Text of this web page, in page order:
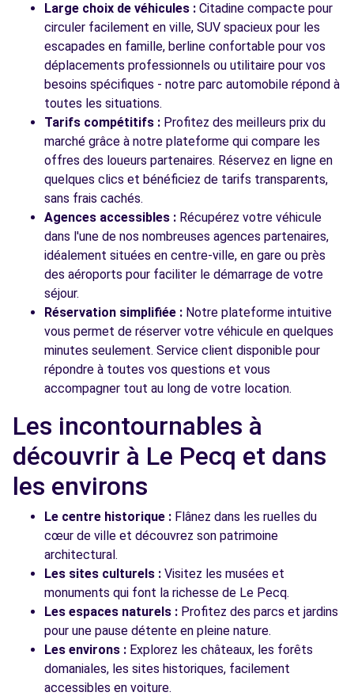
Voir toutes les agences
Large choix de véhicules : Citadine compacte pour
circuler facilement en ville, SUV spacieux pour les
escapades en famille, berline confortable pour vos
déplacements professionnels ou utilitaire pour vos
besoins spécifiques - notre parc automobile répond à
toutes les situations.
Tarifs compétitifs : Profitez des meilleurs prix du
marché grâce à notre plateforme qui compare les
offres des loueurs partenaires. Réservez en ligne en
quelques clics et bénéficiez de tarifs transparents,
sans frais cachés.
Agences accessibles : Récupérez votre véhicule
dans l'une de nos nombreuses agences partenaires,
idéalement situées en centre-ville, en gare ou près
des aéroports pour faciliter le démarrage de votre
séjour.
Réservation simplifiée : Notre plateforme intuitive
vous permet de réserver votre véhicule en quelques
minutes seulement. Service client disponible pour
répondre à toutes vos questions et vous
accompagner tout au long de votre location.
Les incontournables à
découvrir à Le Pecq et dans
les environs
Le centre historique : Flânez dans les ruelles du
cœur de ville et découvrez son patrimoine
architectural.
Les sites culturels : Visitez les musées et
monuments qui font la richesse de Le Pecq.
Les espaces naturels : Profitez des parcs et jardins
pour une pause détente en pleine nature.
Les environs : Explorez les châteaux, les forêts
domaniales, les sites historiques, facilement
accessibles en voiture.